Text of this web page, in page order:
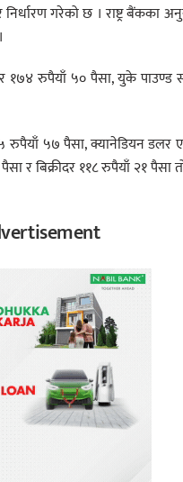
निर्धारण गरेको छ । राष्ट्र
१७४ रुपैयाँ ५० पैसा, युके
रुपैयाँ ५७ पैसा, क्यानेडियन डलर
र बिक्रीदर ११८ रुपैयाँ २१ पैसा